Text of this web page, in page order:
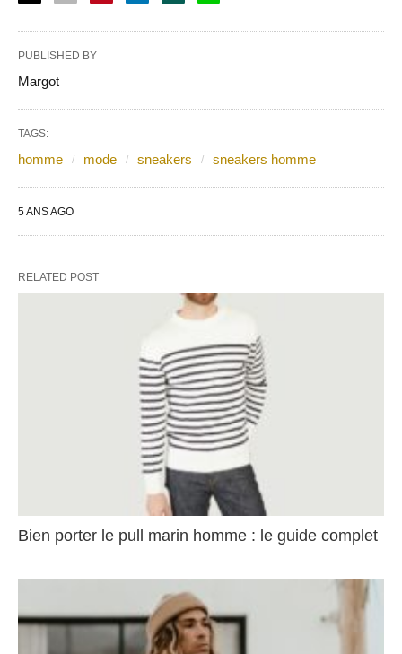
PUBLISHED BY
Margot
TAGS:
homme mode sneakers sneakers homme
5 ANS AGO
RELATED POST
Bien porter le pull marin homme : le guide complet